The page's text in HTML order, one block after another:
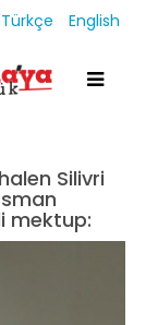
Türkçe English
Silivri
mektup: